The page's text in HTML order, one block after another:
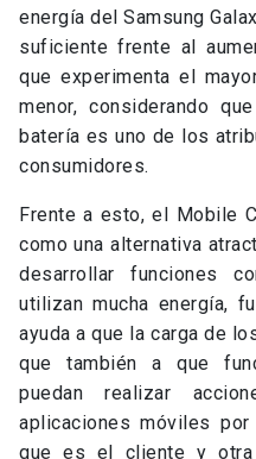
energía del Samsung
suficiente frente al
que experimenta el
menor, considerando
batería es uno de los
consumidores.
Frente a esto, el Mobile
como una alternativa
desarrollar funciones
utilizan mucha energía,
ayuda a que la carga de
que también a que
puedan realizar
aplicaciones móviles
que es el cliente y